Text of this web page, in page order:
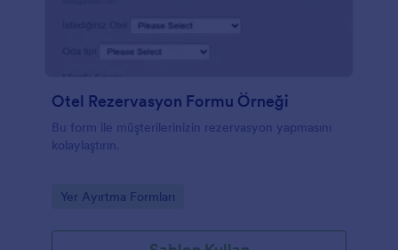
Otel Rezervasyon Formu Örneği
Bu form ile müşterilerinizin rezervasyon yapmasını
kolaylaştırın.
Go to Category:
Yer Ayırtma Formları